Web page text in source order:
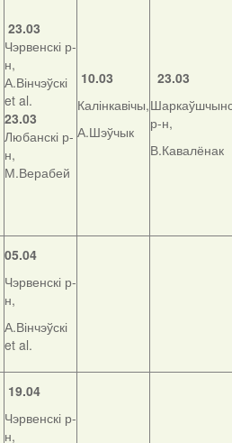
23.03
Чэрвенскі р-
н,
А.Вінчэўскі
et al.
23.03
Любанскі р-
н,
М.Верабей
10.03
Калінкавічы,
А.Шэўчык
23.03
р-н,
В.Кавалёнак
05.04
Чэрвенскі р-
н,
А.Вінчэўскі
et al.
19.04
Чэрвенскі р-
н,